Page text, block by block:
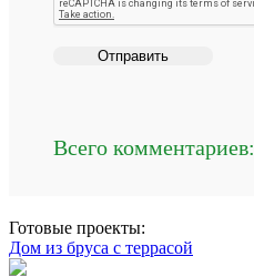
Всего комментариев:
Готовые проекты:
Дом из бруса с террасой